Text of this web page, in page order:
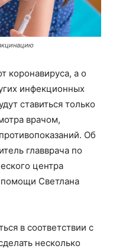
коронавируса, а о
инфекционных
ставиться только
врачом,
Об
главврача по
центра
Светлана
в соответствии с
несколько